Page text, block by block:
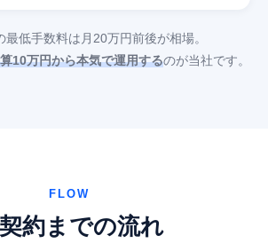
最低手数料は月20万円前後が相場。
10万円から本気で運用するのが当社です。
FLOW
約までの流れ